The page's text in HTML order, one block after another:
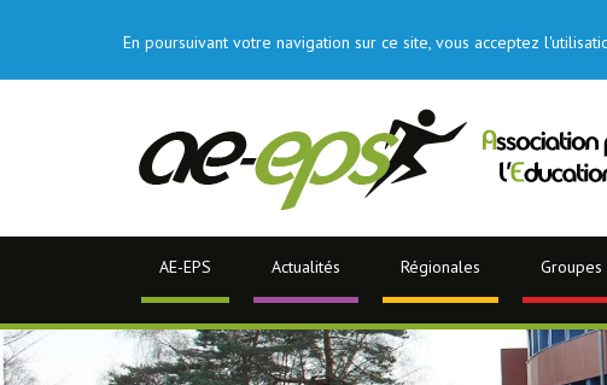
En poursuivant votre navigation sur ce site, vous acceptez
AE-EPS Actualités Régionales Groupes